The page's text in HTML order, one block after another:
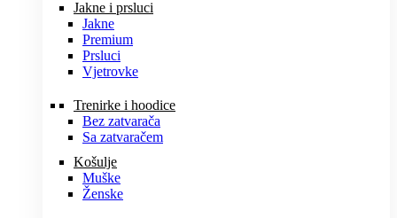
Jakne i prsluci
Jakne
Premium
Prsluci
Vjetrovke
Trenirke i hoodice
Bez zatvarača
Sa zatvaračem
Košulje
Muške
Ženske